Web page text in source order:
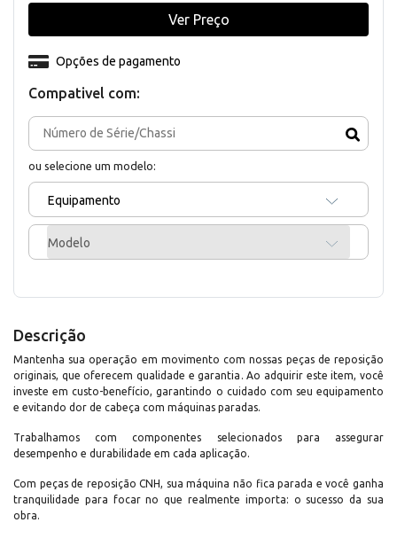
Compativel com:
ou selecione um modelo:
Equipamento
Modelo
Opções de pagamento
Ver Preço
Descrição
Mantenha sua operação em movimento com nossas peças de reposição
originais, que oferecem qualidade e garantia. Ao adquirir este item, você
investe em custo-benefício, garantindo o cuidado com seu equipamento
e evitando dor de cabeça com máquinas paradas.
Trabalhamos com componentes selecionados para assegurar
desempenho e durabilidade em cada aplicação.
Com peças de reposição CNH, sua máquina não fica parada e você ganha
tranquilidade para focar no que realmente importa: o sucesso da sua
obra.